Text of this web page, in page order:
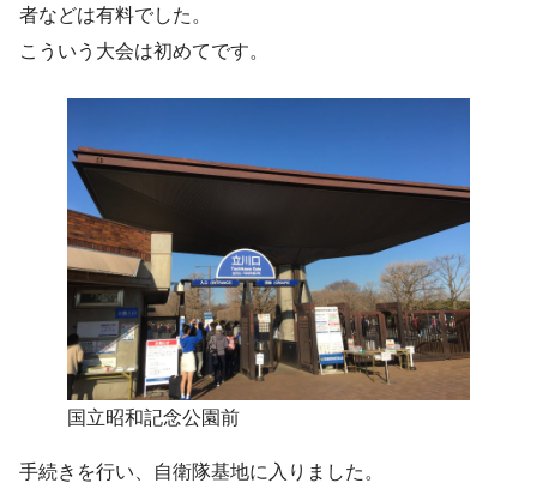
者などは有料でした。
こういう大会は初めてです。
国立昭和記念公園前
手続きを行い、自衛隊基地に入りました。